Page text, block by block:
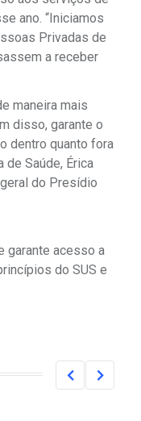
ano. “Iniciamos
Privadas de
a receber
maneira mais
disso, garante o
dentro quanto fora
Saúde, Érica
do Presídio
garante acesso a
do SUS e